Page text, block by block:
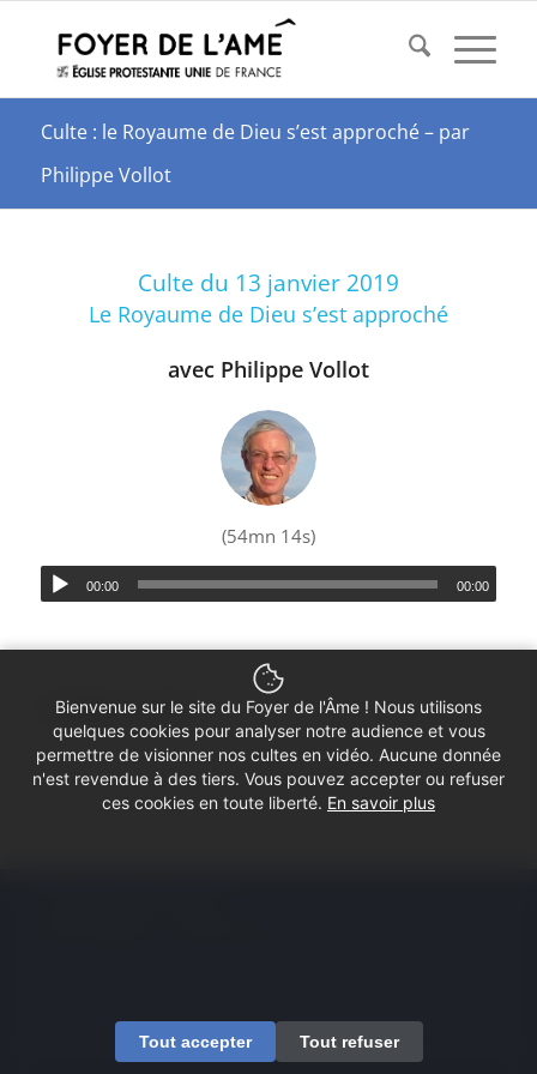
Culte : le Royaume de Dieu s’est approché – par
Philippe Vollot
Culte du 13 janvier 2019
Le Royaume de Dieu s’est approché
avec Philippe Vollot
(54mn 14s)
00:00 00:00
Partager ce culte
Bienvenue sur le site du Foyer de l'Âme ! Nous utilisons
quelques cookies pour analyser notre audience et vous
permettre de visionner nos cultes en vidéo. Aucune donnée
n'est revendue à des tiers. Vous pouvez accepter ou refuser
ces cookies en toute liberté. En savoir plus
Tout accepter Tout refuser